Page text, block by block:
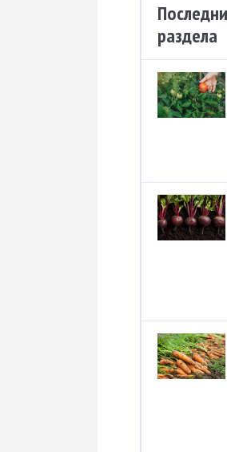
раздела